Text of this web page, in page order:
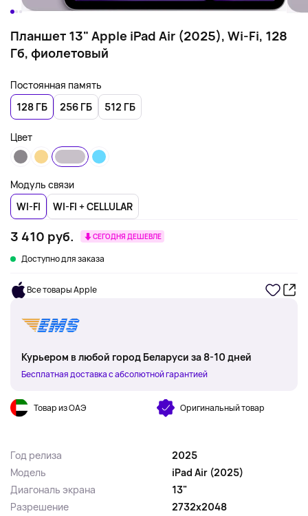
Планшет 13" Apple iPad Air (2025), Wi-Fi, 128
Гб, фиолетовый
Постоянная память
128 ГБ
256 ГБ 512 ГБ
Цвет
Модуль связи
WI-FI
WI-FI + CELLULAR
3 410 руб. СЕГОДНЯ ДЕШЕВЛЕ
Доступно для заказа
Все товары Apple
Курьером в любой город Беларуси за 8-10 дней
Бесплатная доставка с абсолютной гарантией
Товар из ОАЭ Оригинальный товар
Год релиза
2025
Модель
iPad Air (2025)
Диагональ экрана
13"
Разрешение
2732x2048